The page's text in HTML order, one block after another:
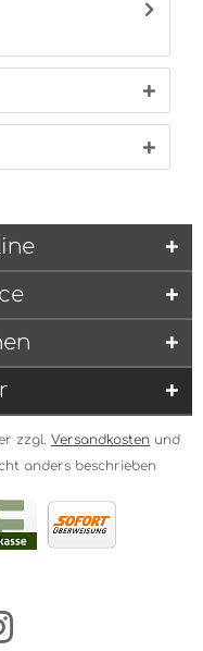
zzgl. Versandkosten und
anders beschrieben